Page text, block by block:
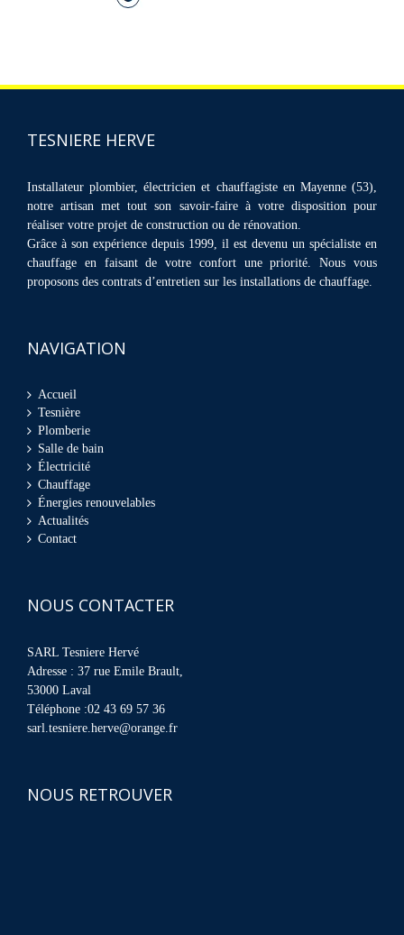
TESNIERE HERVE
Installateur plombier, électricien et chauffagiste en Mayenne (53),
notre artisan met tout son savoir-faire à votre disposition pour
réaliser votre projet de construction ou de rénovation.
Grâce à son expérience depuis 1999, il est devenu un spécialiste en
chauffage en faisant de votre confort une priorité. Nous vous
proposons des contrats d’entretien sur les installations de chauffage.
NAVIGATION
Accueil
Tesnière
Plomberie
Salle de bain
Électricité
Chauffage
Énergies renouvelables
Actualités
Contact
NOUS CONTACTER
SARL Tesniere Hervé
Adresse : 37 rue Emile Brault,
53000 Laval
Téléphone :02 43 69 57 36
sarl.tesniere.herve@orange.fr
NOUS RETROUVER